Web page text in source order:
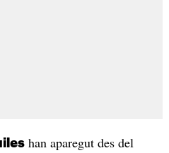
han aparegut des del